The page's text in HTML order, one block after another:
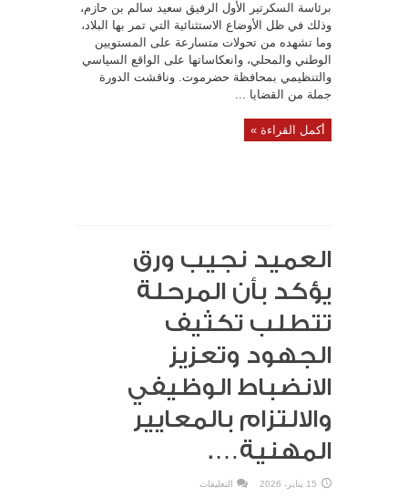
التنظيمية
للجنة
المديرية
ويحدد
أولويات
العمل
القادمة….
برئاسة السكرتير الأول الرفيق سعيد سالم بن حازم،
وذلك في ظل الأوضاع الاستثنائية التي تمر بها البلاد،
وما تشهده من تحولات متسارعة على المستويين
الوطني والمحلي، وانعكاساتها على الواقع السياسي
والتنظيمي بمحافظة حضرموت. وناقشت الدورة
جملة من القضايا ...
أكمل القراءة »
العميد نجيب ورق
يؤكد بأن المرحلة
تتطلب تكثيف
الجهود وتعزيز
الانضباط الوظيفي
والالتزام بالمعايير
المهنية….
15 يناير، 2026 التعليقات